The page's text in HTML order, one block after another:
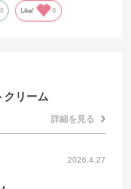
0 Like! 0
クリーム
詳細を見る
2026.4.27